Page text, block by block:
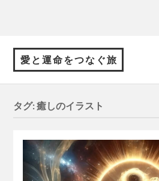
愛と運命をつなぐ旅
タグ:癒しのイラスト